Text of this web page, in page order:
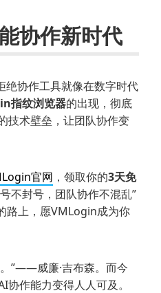
协作新时代
绝协作工具就像在数字时代
指纹浏览器的出现，彻底
技术壁垒，让团队协作变
官网 ，领取你的3天免
不封号，团队协作不混乱”
路上，愿VMLogin成为你
”——威廉·吉布森。而今
作能力变得人人可及。